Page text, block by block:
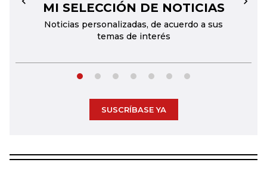
MI SELECCIÓN DE NOTICIAS
Noticias personalizadas, de acuerdo a sus
temas de interés
← →
SUSCRÍBASE YA